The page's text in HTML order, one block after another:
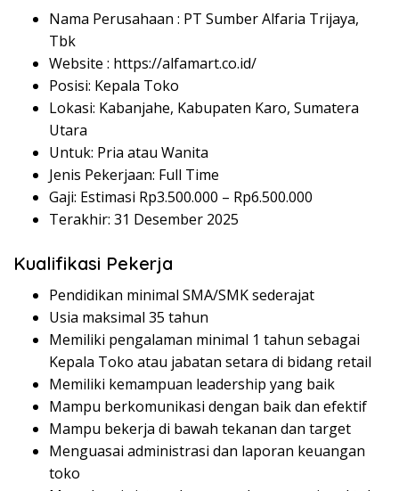
Nama Perusahaan : PT Sumber Alfaria Trijaya,
Tbk
Website : https://alfamart.co.id/
Posisi: Kepala Toko
Lokasi: Kabanjahe, Kabupaten Karo, Sumatera
Utara
Untuk: Pria atau Wanita
Jenis Pekerjaan: Full Time
Gaji: Estimasi Rp3.500.000 – Rp6.500.000
Terakhir: 31 Desember 2025
Kualifikasi Pekerja
Pendidikan minimal SMA/SMK sederajat
Usia maksimal 35 tahun
Memiliki pengalaman minimal 1 tahun sebagai
Kepala Toko atau jabatan setara di bidang retail
Memiliki kemampuan leadership yang baik
Mampu berkomunikasi dengan baik dan efektif
Mampu bekerja di bawah tekanan dan target
Menguasai administrasi dan laporan keuangan
toko